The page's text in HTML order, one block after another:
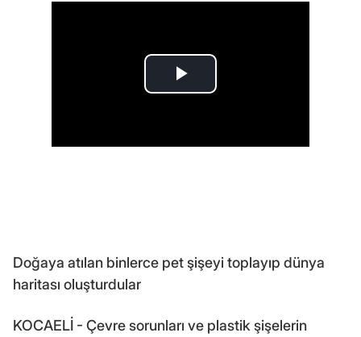
Doğaya atılan binlerce pet şişeyi toplayıp dünya
haritası oluşturdular
KOCAELİ - Çevre sorunları ve plastik şişelerin